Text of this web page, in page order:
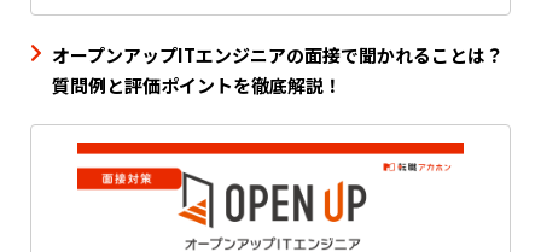
オープンアップITエンジニアの面接で聞かれることは？
質問例と評価ポイントを徹底解説！